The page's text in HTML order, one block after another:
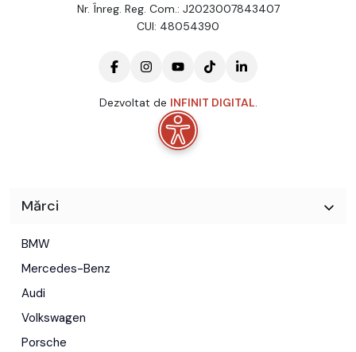
Nr. Înreg. Reg. Com.: J2023007843407
CUI: 48054390
Dezvoltat de INFINIT DIGITAL.
Mărci
BMW
Mercedes-Benz
Audi
Volkswagen
Porsche